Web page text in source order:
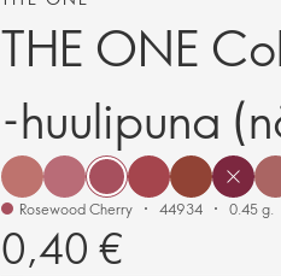
THE ONE
-huulipuna
Rosewood Cherry 44934 0.45 g.
0,40 €